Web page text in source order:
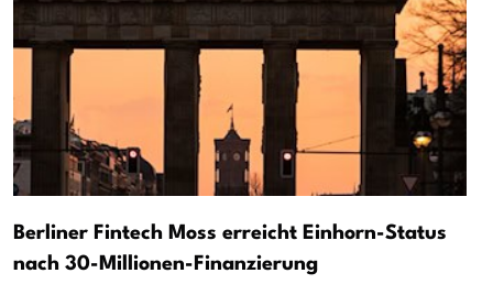
Berliner Fintech Moss erreicht Einhorn-Status
nach 30-Millionen-Finanzierung